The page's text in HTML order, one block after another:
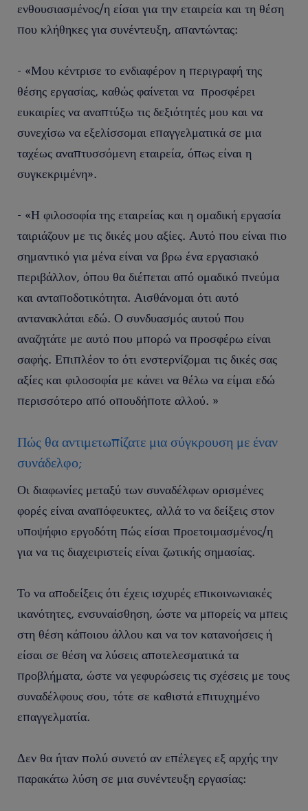
ενθουσιασμένος/η είσαι για την εταιρεία και τη θέση
που κλήθηκες για συνέντευξη, απαντώντας:
- «Μου κέντρισε το ενδιαφέρον η περιγραφή της
θέσης εργασίας, καθώς φαίνεται να προσφέρει
ευκαιρίες να αναπτύξω τις δεξιότητές μου και να
συνεχίσω να εξελίσσομαι επαγγελματικά σε μια
ταχέως αναπτυσσόμενη εταιρεία, όπως είναι η
συγκεκριμένη».
- «Η φιλοσοφία της εταιρείας και η ομαδική εργασία
ταιριάζουν με τις δικές μου αξίες. Αυτό που είναι πιο
σημαντικό για μένα είναι να βρω ένα εργασιακό
περιβάλλον, όπου θα διέπεται από ομαδικό πνεύμα
και ανταποδοτικότητα. Αισθάνομαι ότι αυτό
αντανακλάται εδώ. Ο συνδυασμός αυτού που
αναζητάτε με αυτό που μπορώ να προσφέρω είναι
σαφής. Επιπλέον το ότι ενστερνίζομαι τις δικές σας
αξίες και φιλοσοφία με κάνει να θέλω να είμαι εδώ
περισσότερο από οπουδήποτε αλλού. »
Πώς θα αντιμετωπίζατε μια σύγκρουση με έναν
συνάδελφο;
Οι διαφωνίες μεταξύ των συναδέλφων ορισμένες
φορές είναι αναπόφευκτες, αλλά το να δείξεις στον
υποψήφιο εργοδότη πώς είσαι προετοιμασμένος/η
για να τις διαχειριστείς είναι ζωτικής σημασίας.
Το να αποδείξεις ότι έχεις ισχυρές επικοινωνιακές
ικανότητες, ενσυναίσθηση, ώστε να μπορείς να μπεις
στη θέση κάποιου άλλου και να τον κατανοήσεις ή
είσαι σε θέση να λύσεις αποτελεσματικά τα
προβλήματα, ώστε να γεφυρώσεις τις σχέσεις με τους
συναδέλφους σου, τότε σε καθιστά επιτυχημένο
επαγγελματία.
Δεν θα ήταν πολύ συνετό αν επέλεγες εξ αρχής την
παρακάτω λύση σε μια συνέντευξη εργασίας: